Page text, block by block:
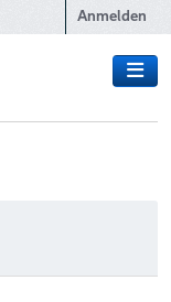
Anmelden